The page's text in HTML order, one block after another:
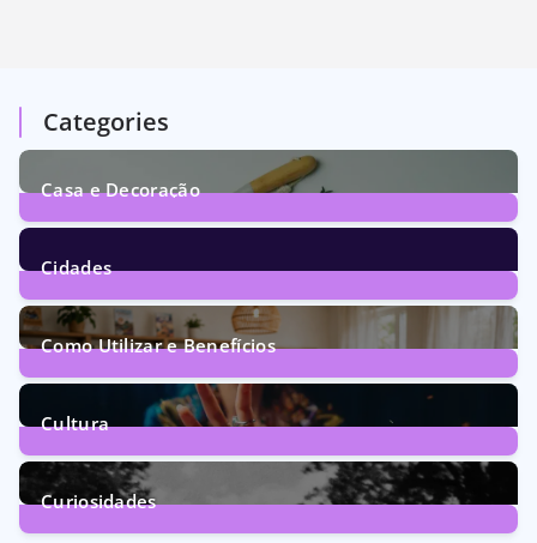
Categories
Casa e Decoração
1Post
Cidades
72Posts
Como Utilizar e Benefícios
160Posts
Cultura
246Posts
Curiosidades